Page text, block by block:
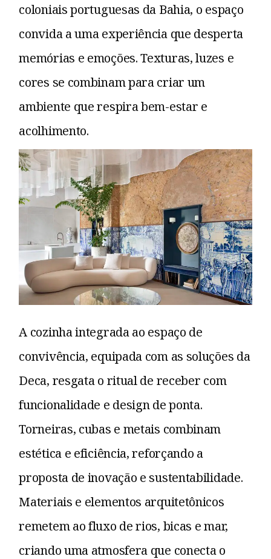
coloniais portuguesas da Bahia, o espaço
convida a uma experiência que desperta
memórias e emoções. Texturas, luzes e
cores se combinam para criar um
ambiente que respira bem-estar e
acolhimento.
A cozinha integrada ao espaço de
convivência, equipada com as soluções da
Deca, resgata o ritual de receber com
funcionalidade e design de ponta.
Torneiras, cubas e metais combinam
estética e eficiência, reforçando a
proposta de inovação e sustentabilidade.
Materiais e elementos arquitetônicos
remetem ao fluxo de rios, bicas e mar,
criando uma atmosfera que conecta o